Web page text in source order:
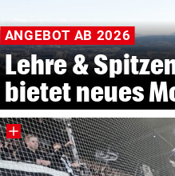
ANGEBOT AB 2026
Lehre &
bietet neues